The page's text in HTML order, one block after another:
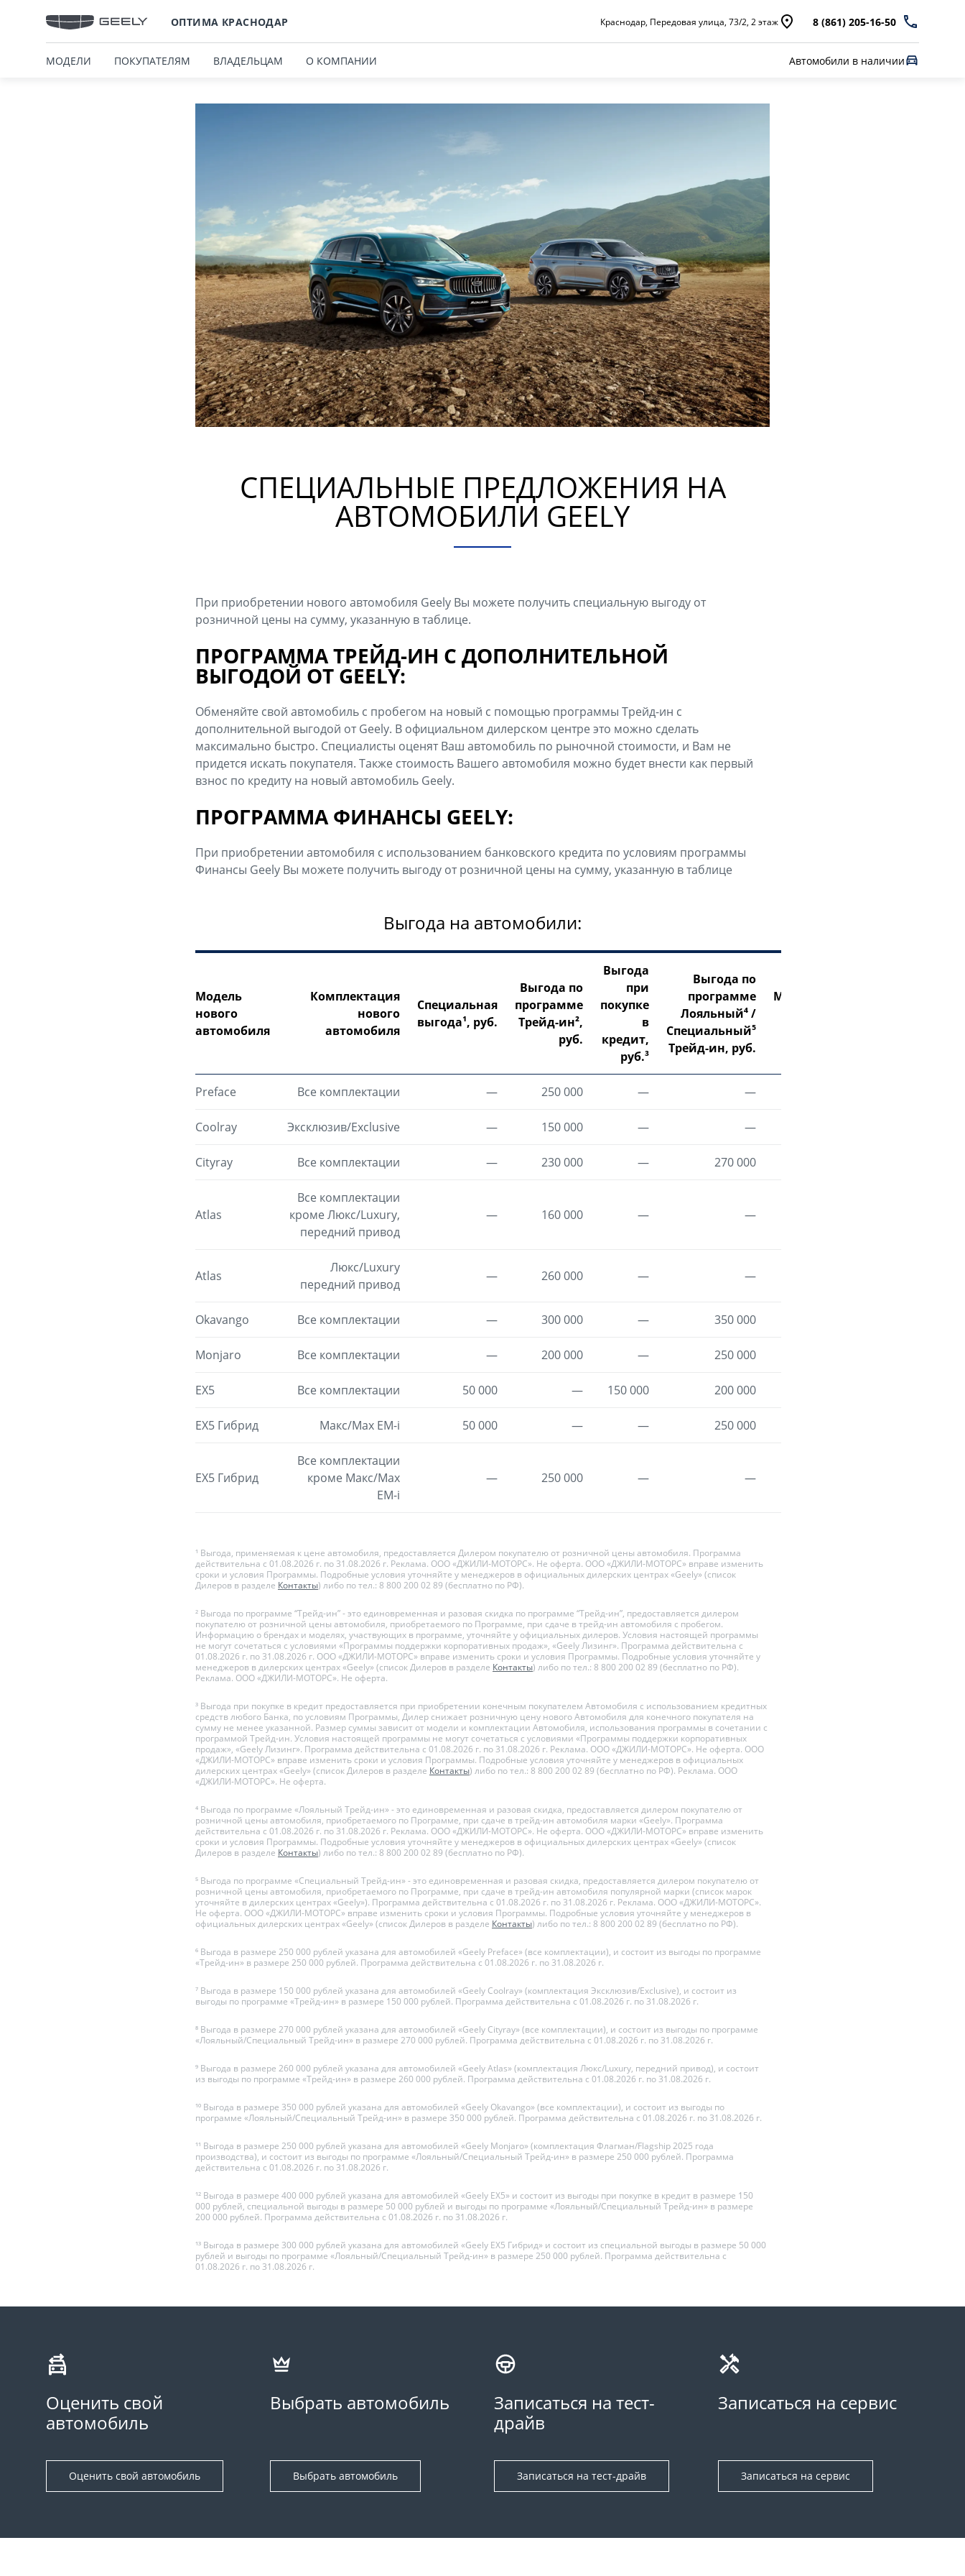
ОПТИМА КРАСНОДАР Краснодар, Передовая улица, 73/2, 2 этаж 8 (861) 205-16-50
МОДЕЛИ ПОКУПАТЕЛЯМ ВЛАДЕЛЬЦАМ О КОМПАНИИ Автомобили в наличии
СПЕЦИАЛЬНЫЕ ПРЕДЛОЖЕНИЯ НА
АВТОМОБИЛИ GEELY
При приобретении нового автомобиля Geely Вы можете получить специальную выгоду от
розничной цены на сумму, указанную в таблице.
ПРОГРАММА ТРЕЙД-ИН С ДОПОЛНИТЕЛЬНОЙ
ВЫГОДОЙ ОТ GEELY:
Обменяйте свой автомобиль с пробегом на новый с помощью программы Трейд-ин с
дополнительной выгодой от Geely. В официальном дилерском центре это можно сделать
максимально быстро. Специалисты оценят Ваш автомобиль по рыночной стоимости, и Вам не
придется искать покупателя. Также стоимость Вашего автомобиля можно будет внести как первый
взнос по кредиту на новый автомобиль Geely.
ПРОГРАММА ФИНАНСЫ GEELY:
При приобретении автомобиля с использованием банковского кредита по условиям программы
Финансы Geely Вы можете получить выгоду от розничной цены на сумму, указанную в таблице
Выгода на автомобили:
Модель
нового
автомобиля
Комплектация
нового
автомобиля
Специальная
выгода¹, руб.
Выгода по
программе
Трейд-ин²,
руб.
Выгода
при
покупке
в
кредит,
руб.³
Выгода по
программе
Лояльный⁴ /
Специальный⁵
Трейд-ин, руб.
Максимальная
Preface Все комплектации — 250 000 — —
Coolray Эксклюзив/Exclusive — 150 000 — —
Cityray Все комплектации — 230 000 — 270 000
Atlas
Все комплектации
кроме Люкс/Luxury,
передний привод
— 160 000 — —
Atlas
Люкс/Luxury
передний привод
— 260 000 — —
Okavango Все комплектации — 300 000 — 350 000
Monjaro Все комплектации — 200 000 — 250 000
EX5 Все комплектации 50 000 — 150 000 200 000
EX5 Гибрид Макс/Max EM-i 50 000 — — 250 000
EX5 Гибрид
Все комплектации
кроме Макс/Max
EM-i
— 250 000 — —
¹ Выгода, применяемая к цене автомобиля, предоставляется Дилером покупателю от розничной цены автомобиля. Программа
действительна с 01.08.2026 г. по 31.08.2026 г. Реклама. ООО «ДЖИЛИ-МОТОРС». Не оферта. ООО «ДЖИЛИ-МОТОРС» вправе изменить
сроки и условия Программы. Подробные условия уточняйте у менеджеров в официальных дилерских центрах «Geely» (список
Дилеров в разделе Контакты) либо по тел.: 8 800 200 02 89 (бесплатно по РФ).
² Выгода по программе “Трейд-ин” - это единовременная и разовая скидка по программе “Трейд-ин”, предоставляется дилером
покупателю от розничной цены автомобиля, приобретаемого по Программе, при сдаче в трейд-ин автомобиля с пробегом.
Информацию о брендах и моделях, участвующих в программе, уточняйте у официальных дилеров. Условия настоящей программы
не могут сочетаться с условиями «Программы поддержки корпоративных продаж», «Geely Лизинг». Программа действительна с
01.08.2026 г. по 31.08.2026 г. ООО «ДЖИЛИ-МОТОРС» вправе изменить сроки и условия Программы. Подробные условия уточняйте у
менеджеров в дилерских центрах «Geely» (список Дилеров в разделе Контакты) либо по тел.: 8 800 200 02 89 (бесплатно по РФ).
Реклама. ООО «ДЖИЛИ-МОТОРС». Не оферта.
³ Выгода при покупке в кредит предоставляется при приобретении конечным покупателем Автомобиля с использованием кредитных
средств любого Банка, по условиям Программы, Дилер снижает розничную цену нового Автомобиля для конечного покупателя на
сумму не менее указанной. Размер суммы зависит от модели и комплектации Автомобиля, использования программы в сочетании с
программой Трейд-ин. Условия настоящей программы не могут сочетаться с условиями «Программы поддержки корпоративных
продаж», «Geely Лизинг». Программа действительна с 01.08.2026 г. по 31.08.2026 г. Реклама. ООО «ДЖИЛИ-МОТОРС». Не оферта. ООО
«ДЖИЛИ-МОТОРС» вправе изменить сроки и условия Программы. Подробные условия уточняйте у менеджеров в официальных
дилерских центрах «Geely» (список Дилеров в разделе Контакты) либо по тел.: 8 800 200 02 89 (бесплатно по РФ). Реклама. ООО
«ДЖИЛИ-МОТОРС». Не оферта.
⁴ Выгода по программе «Лояльный Трейд-ин» - это единовременная и разовая скидка, предоставляется дилером покупателю от
розничной цены автомобиля, приобретаемого по Программе, при сдаче в трейд-ин автомобиля марки «Geely». Программа
действительна с 01.08.2026 г. по 31.08.2026 г. Реклама. ООО «ДЖИЛИ-МОТОРС». Не оферта. ООО «ДЖИЛИ-МОТОРС» вправе изменить
сроки и условия Программы. Подробные условия уточняйте у менеджеров в официальных дилерских центрах «Geely» (список
Дилеров в разделе Контакты) либо по тел.: 8 800 200 02 89 (бесплатно по РФ).
⁵ Выгода по программе «Специальный Трейд-ин» - это единовременная и разовая скидка, предоставляется дилером покупателю от
розничной цены автомобиля, приобретаемого по Программе, при сдаче в трейд-ин автомобиля популярной марки (список марок
уточняйте в дилерских центрах «Geely»). Программа действительна с 01.08.2026 г. по 31.08.2026 г. Реклама. ООО «ДЖИЛИ-МОТОРС».
Не оферта. ООО «ДЖИЛИ-МОТОРС» вправе изменить сроки и условия Программы. Подробные условия уточняйте у менеджеров в
официальных дилерских центрах «Geely» (список Дилеров в разделе Контакты) либо по тел.: 8 800 200 02 89 (бесплатно по РФ).
⁶ Выгода в размере 250 000 рублей указана для автомобилей «Geely Preface» (все комплектации), и состоит из выгоды по программе
«Трейд-ин» в размере 250 000 рублей. Программа действительна с 01.08.2026 г. по 31.08.2026 г.
⁷ Выгода в размере 150 000 рублей указана для автомобилей «Geely Coolray» (комплектация Эксклюзив/Exclusive), и состоит из
выгоды по программе «Трейд-ин» в размере 150 000 рублей. Программа действительна с 01.08.2026 г. по 31.08.2026 г.
⁸ Выгода в размере 270 000 рублей указана для автомобилей «Geely Cityray» (все комплектации), и состоит из выгоды по программе
«Лояльный/Специальный Трейд-ин» в размере 270 000 рублей. Программа действительна с 01.08.2026 г. по 31.08.2026 г.
⁹ Выгода в размере 260 000 рублей указана для автомобилей «Geely Atlas» (комплектация Люкс/Luxury, передний привод), и состоит
из выгоды по программе «Трейд-ин» в размере 260 000 рублей. Программа действительна с 01.08.2026 г. по 31.08.2026 г.
¹⁰ Выгода в размере 350 000 рублей указана для автомобилей «Geely Okavango» (все комплектации), и состоит из выгоды по
программе «Лояльный/Специальный Трейд-ин» в размере 350 000 рублей. Программа действительна с 01.08.2026 г. по 31.08.2026 г.
¹¹ Выгода в размере 250 000 рублей указана для автомобилей «Geely Monjaro» (комплектация Флагман/Flagship 2025 года
производства), и состоит из выгоды по программе «Лояльный/Специальный Трейд-ин» в размере 250 000 рублей. Программа
действительна с 01.08.2026 г. по 31.08.2026 г.
¹² Выгода в размере 400 000 рублей указана для автомобилей «Geely EX5» и состоит из выгоды при покупке в кредит в размере 150
000 рублей, специальной выгоды в размере 50 000 рублей и выгоды по программе «Лояльный/Специальный Трейд-ин» в размере
200 000 рублей. Программа действительна с 01.08.2026 г. по 31.08.2026 г.
¹³ Выгода в размере 300 000 рублей указана для автомобилей «Geely EX5 Гибрид» и состоит из специальной выгоды в размере 50 000
рублей и выгоды по программе «Лояльный/Специальный Трейд-ин» в размере 250 000 рублей. Программа действительна с
01.08.2026 г. по 31.08.2026 г.
Оценить свой
автомобиль
Оценить свой автомобиль
Выбрать автомобиль
Выбрать автомобиль
Записаться на тест-
драйв
Записаться на тест-драйв
Записаться на сервис
Записаться на сервис